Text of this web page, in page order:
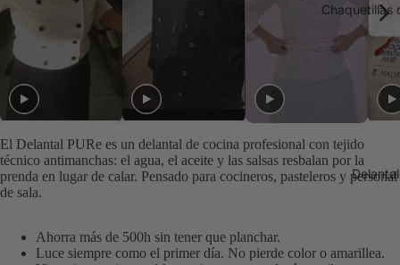
Chaquetillas
El Delantal PURe es un delantal de cocina profesional con tejido
técnico antimanchas: el agua, el aceite y las salsas resbalan por la
prenda en lugar de calar. Pensado para cocineros, pasteleros y personal
de sala.
Ahorra más de 500h sin tener que planchar.
Luce siempre como el primer día. No pierde color o amarillea.